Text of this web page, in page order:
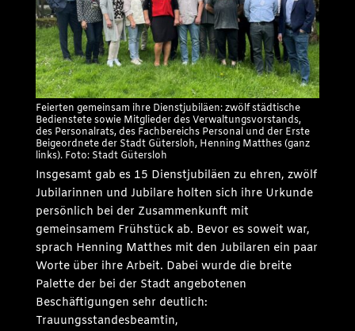
Feierten gemeinsam ihre Dienstjubiläen: zwölf städtische
Bedienstete sowie Mitglieder des Verwaltungsvorstands,
des Personalrats, des Fachbereichs Personal und der Erste
Beigeordnete der Stadt Gütersloh, Henning Matthes (ganz
links). Foto: Stadt Gütersloh
Insgesamt gab es 15 Dienstjubiläen zu ehren, zwölf
Jubilarinnen und Jubilare holten sich ihre Urkunde
persönlich bei der Zusammenkunft mit
gemeinsamem Frühstück ab. Bevor es soweit war,
sprach Henning Matthes mit den Jubilaren ein paar
Worte über ihre Arbeit. Dabei wurde die breite
Palette der bei der Stadt angebotenen
Beschäftigungen sehr deutlich:
Trauungsstandesbeamtin,